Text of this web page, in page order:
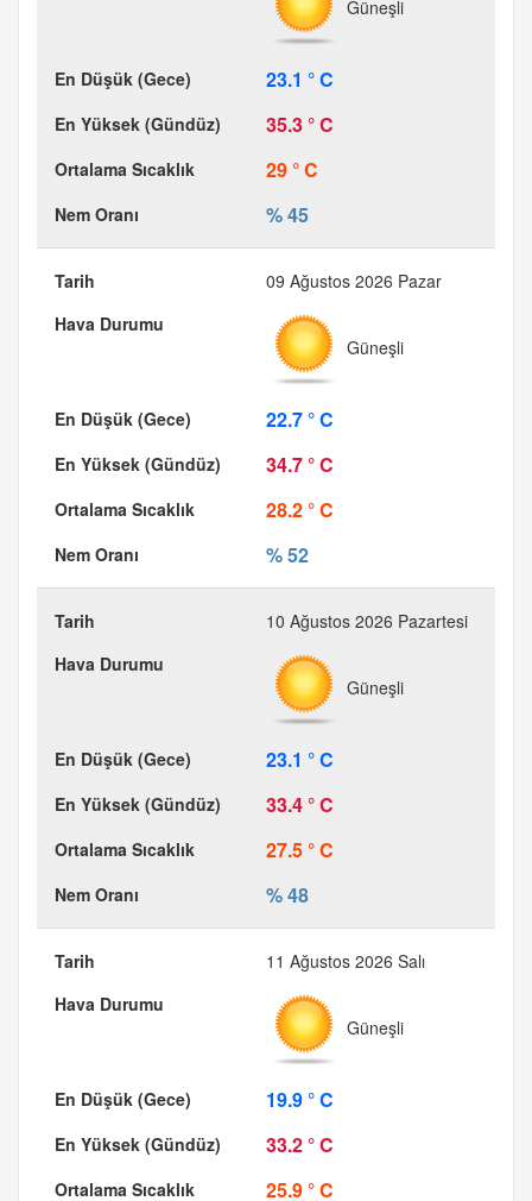
Güneşli
23.1 ° C
35.3 ° C
29 ° C
% 45
09 Ağustos 2026 Pazar
Güneşli
22.7 ° C
34.7 ° C
28.2 ° C
% 52
10 Ağustos 2026 Pazartesi
Güneşli
23.1 ° C
33.4 ° C
27.5 ° C
% 48
11 Ağustos 2026 Salı
Güneşli
19.9 ° C
33.2 ° C
25.9 ° C